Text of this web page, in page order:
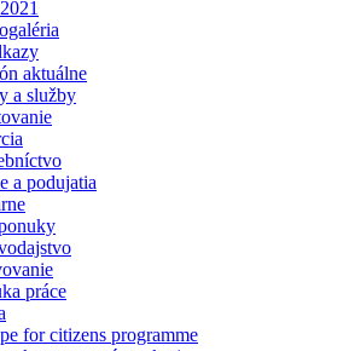
aktuálne
a služby
a podujatia
práce
for citizens programme